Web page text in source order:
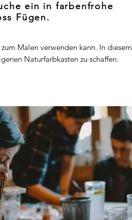
ein in farbenfrohe
Fügen.
Malen verwenden kann. In diesem
Naturfarbkasten zu schaffen.